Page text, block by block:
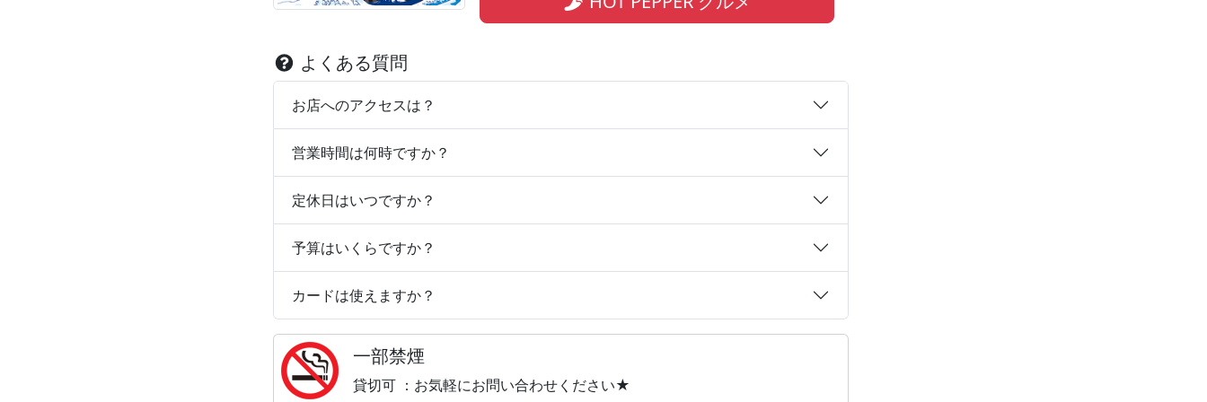
よくある質問
お店へのアクセスは？
営業時間は何時ですか？
定休日はいつですか？
予算はいくらですか？
カードは使えますか？
一部禁煙
貸切可 ：お気軽にお問い合わせください★